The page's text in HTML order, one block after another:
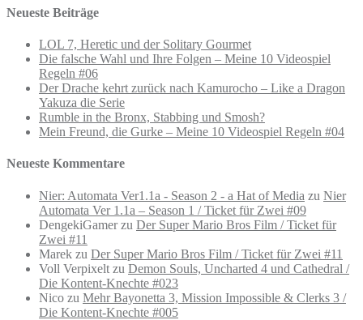
Neueste Beiträge
LOL 7, Heretic und der Solitary Gourmet
Die falsche Wahl und Ihre Folgen – Meine 10 Videospiel
Regeln #06
Der Drache kehrt zurück nach Kamurocho – Like a Dragon
Yakuza die Serie
Rumble in the Bronx, Stabbing und Smosh?
Mein Freund, die Gurke – Meine 10 Videospiel Regeln #04
Neueste Kommentare
Nier: Automata Ver1.1a - Season 2 - a Hat of Media zu Nier
Automata Ver 1.1a – Season 1 / Ticket für Zwei #09
DengekiGamerzu Der Super Mario Bros Film / Ticket für
Zwei #11
Marek zu Der Super Mario Bros Film / Ticket für Zwei #11
Voll Verpixelt zu Demon Souls, Uncharted 4 und Cathedral /
Die Kontent-Knechte #023
Nico zu Mehr Bayonetta 3, Mission Impossible & Clerks 3 /
Die Kontent-Knechte #005